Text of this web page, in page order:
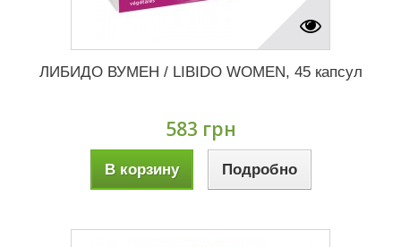
ЛИБИДО ВУМЕН / LIBIDO WOMEN, 45 капсул
583 грн
В корзину Подробно